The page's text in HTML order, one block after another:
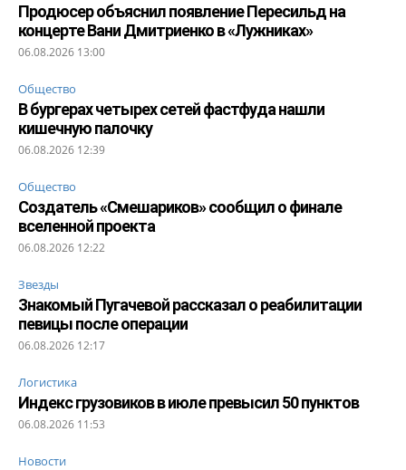
Продюсер объяснил появление Пересильд на
концерте Вани Дмитриенко в «Лужниках»
06.08.2026 13:00
Общество
В бургерах четырех сетей фастфуда нашли
кишечную палочку
06.08.2026 12:39
Общество
Создатель «Смешариков» сообщил о финале
вселенной проекта
06.08.2026 12:22
Звезды
Знакомый Пугачевой рассказал о реабилитации
певицы после операции
06.08.2026 12:17
Логистика
Индекс грузовиков в июле превысил 50 пунктов
06.08.2026 11:53
Новости